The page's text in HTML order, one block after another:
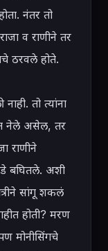
नंतर तो
व राणीने तर
ठरवले होते.
तो त्यांना
नेले असेल, तर
राणीने
बघितले. अशी
सांगू शकलं
होती? मरण
मोनीसिंगचे